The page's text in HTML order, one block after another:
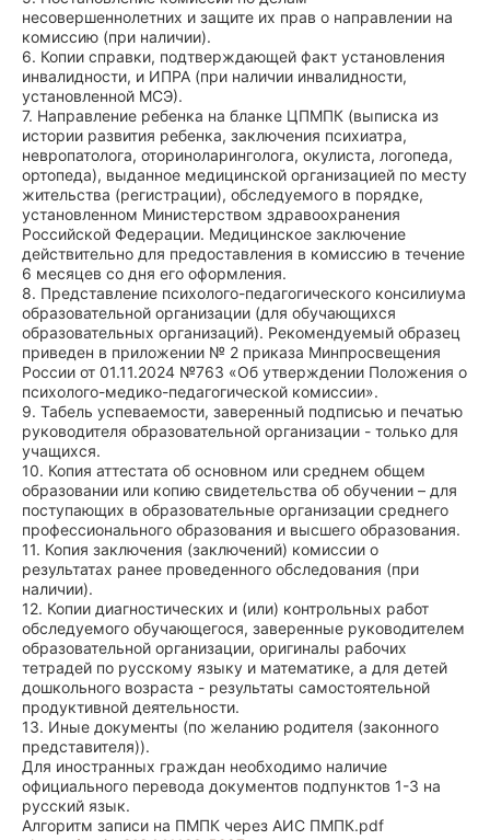
несовершеннолетних и защите их прав о направлении на
комиссию (при наличии).
6. Копии справки, подтверждающей факт установления
инвалидности, и ИПРА (при наличии инвалидности,
установленной МСЭ).
7. Направление ребенка на бланке ЦПМПК (выписка из
истории развития ребенка, заключения психиатра,
невропатолога, оториноларинголога, окулиста, логопеда,
ортопеда), выданное медицинской организацией по месту
жительства (регистрации), обследуемого в порядке,
установленном Министерством здравоохранения
Российской Федерации. Медицинское заключение
действительно для предоставления в комиссию в течение
6 месяцев со дня его оформления.
8. Представление психолого-педагогического консилиума
образовательной организации (для обучающихся
образовательных организаций). Рекомендуемый образец
приведен в приложении № 2 приказа Минпросвещения
России от 01.11.2024 №763 «Об утверждении Положения о
психолого-медико-педагогической комиссии».
9. Табель успеваемости, заверенный подписью и печатью
руководителя образовательной организации - только для
учащихся.
10. Копия аттестата об основном или среднем общем
образовании или копию свидетельства об обучении – для
поступающих в образовательные организации среднего
профессионального образования и высшего образования.
11. Копия заключения (заключений) комиссии о
результатах ранее проведенного обследования (при
наличии).
12. Копии диагностических и (или) контрольных работ
обследуемого обучающегося, заверенные руководителем
образовательной организации, оригиналы рабочих
тетрадей по русскому языку и математике, а для детей
дошкольного возраста - результаты самостоятельной
продуктивной деятельности.
13. Иные документы (по желанию родителя (законного
представителя)).
Для иностранных граждан необходимо наличие
официального перевода документов подпунктов 1-3 на
русский язык.
Алгоритм записи на ПМПК через АИС ПМПК.pdf